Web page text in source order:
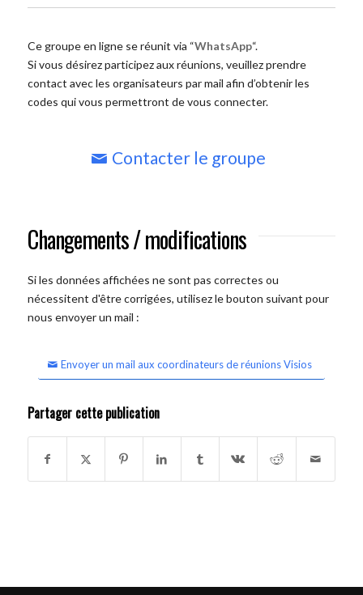
Ce groupe en ligne se réunit via “WhatsApp“.
Si vous désirez participez aux réunions, veuillez prendre
contact avec les organisateurs par mail afin d’obtenir les
codes qui vous permettront de vous connecter.
Contacter le groupe
Changements / modifications
Si les données affichées ne sont pas correctes ou
nécessitent d'être corrigées, utilisez le bouton suivant pour
nous envoyer un mail :
Envoyer un mail aux coordinateurs de réunions Visios
Partager cette publication